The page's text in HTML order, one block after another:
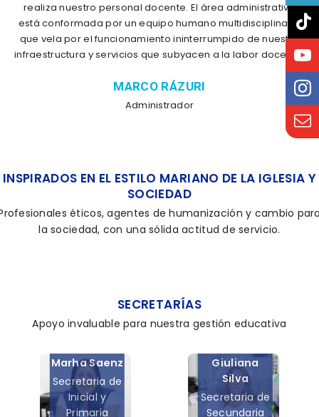
realiza nuestro personal docente. El área administrativa
está conformada por un equipo humano multidisciplinario
que vela por el funcionamiento ininterrumpido de nuestra
infraestructura y servicios que subyacen a la labor docente.
MARCO RÁZURI
Administrador
INSPIRADOS EN EL ESTILO MARIANO DE LA IGLESIA Y
SOCIEDAD
éticos, agentes de humanización y cambio
la sociedad, con una sólida actitud de servicio.
SECRETARÍAS
Apoyo invaluable para nuestra gestión educativa
Marha Saenz
Secretaria de
Inicial y
Primaria
Giuliana
Silva
Secretaria de
Secundaria